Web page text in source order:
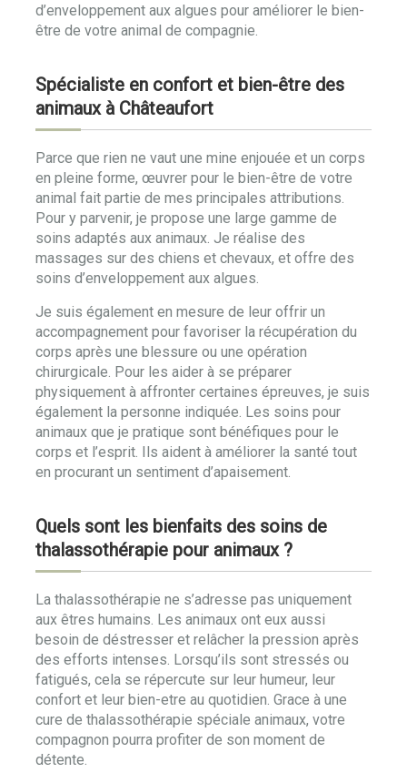
d’enveloppement aux algues pour améliorer le bien-
être de votre animal de compagnie.
Spécialiste en confort et bien-être des
animaux à Châteaufort
Parce que rien ne vaut une mine enjouée et un corps
en pleine forme, œuvrer pour le bien-être de votre
animal fait partie de mes principales attributions.
Pour y parvenir, je propose une large gamme de
soins adaptés aux animaux. Je réalise des
massages sur des chiens et chevaux, et offre des
soins d’enveloppement aux algues.
Je suis également en mesure de leur offrir un
accompagnement pour favoriser la récupération du
corps après une blessure ou une opération
chirurgicale. Pour les aider à se préparer
physiquement à affronter certaines épreuves, je suis
également la personne indiquée. Les soins pour
animaux que je pratique sont bénéfiques pour le
corps et l’esprit. Ils aident à améliorer la santé tout
en procurant un sentiment d’apaisement.
Quels sont les bienfaits des soins de
thalassothérapie pour animaux ?
La thalassothérapie ne s’adresse pas uniquement
aux êtres humains. Les animaux ont eux aussi
besoin de déstresser et relâcher la pression après
des efforts intenses. Lorsqu’ils sont stressés ou
fatigués, cela se répercute sur leur humeur, leur
confort et leur bien-etre au quotidien. Grace à une
cure de thalassothérapie spéciale animaux, votre
compagnon pourra profiter de son moment de
détente.